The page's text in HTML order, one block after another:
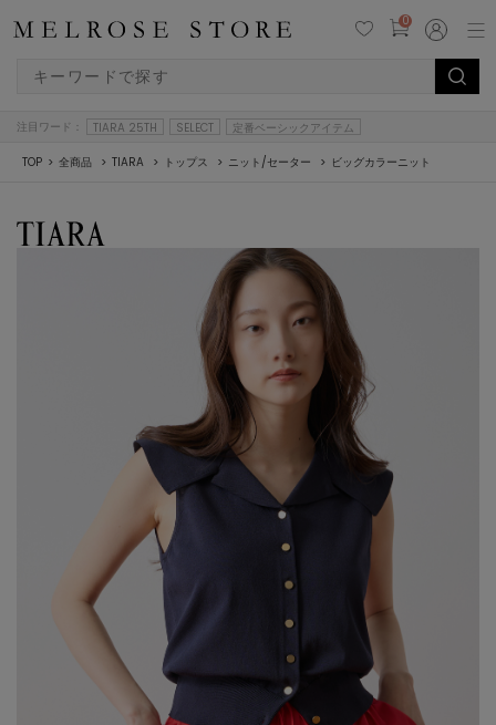
0
注目ワード： TIARA 25TH SELECT 定番ベーシックアイテム
TOP 全商品 TIARA トップス ニット/セーター ビッグカラーニット